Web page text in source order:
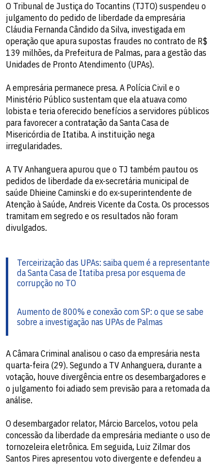
O Tribunal de Justiça do Tocantins (TJTO) suspendeu o
julgamento do pedido de liberdade da empresária
Cláudia Fernanda Cândido da Silva, investigada em
operação que apura supostas fraudes no contrato de R$
139 milhões, da Prefeitura de Palmas, para a gestão das
Unidades de Pronto Atendimento (UPAs).
A empresária permanece presa. A Polícia Civil e o
Ministério Público sustentam que ela atuava como
lobista e teria oferecido benefícios a servidores públicos
para favorecer a contratação da Santa Casa de
Misericórdia de Itatiba. A instituição nega
irregularidades.
A TV Anhanguera apurou que o TJ também pautou os
pedidos de liberdade da ex-secretária municipal de
saúde Dhieine Caminski e do ex-superintendente de
Atenção à Saúde, Andreis Vicente da Costa. Os processos
tramitam em segredo e os resultados não foram
divulgados.
Terceirização das UPAs: saiba quem é a representante
da Santa Casa de Itatiba presa por esquema de
corrupção no TO
Aumento de 800% e conexão com SP: o que se sabe
sobre a investigação nas UPAs de Palmas
A Câmara Criminal analisou o caso da empresária nesta
quarta-feira (29). Segundo a TV Anhanguera, durante a
votação, houve divergência entre os desembargadores e
o julgamento foi adiado sem previsão para a retomada da
análise.
O desembargador relator, Márcio Barcelos, votou pela
concessão da liberdade da empresária mediante o uso de
tornozeleira eletrônica. Em seguida, Luiz Zilmar dos
Santos Pires apresentou voto divergente e defendeu a